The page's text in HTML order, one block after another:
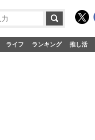
ライフ ランキング 推し活